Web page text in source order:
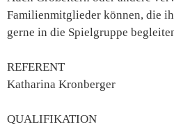
Familienmitglieder können, die
gerne in die Spielgruppe
REFERENT
Katharina Kronberger
QUALIFIKATION